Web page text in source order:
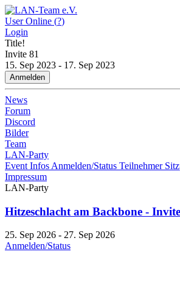
User Online (?)
Login
Title!
Invite 81
15. Sep 2023 - 17. Sep 2023
Anmelden
News
Forum
Discord
Bilder
Team
LAN-Party
Event Infos Anmelden/Status Teilnehmer
Impressum
LAN-Party
Hitzeschlacht am Backbone -
25. Sep 2026 - 27. Sep 2026
Anmelden/Status